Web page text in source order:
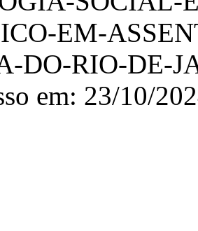
EM-
DO-RIO-DE-
em: 23/10/